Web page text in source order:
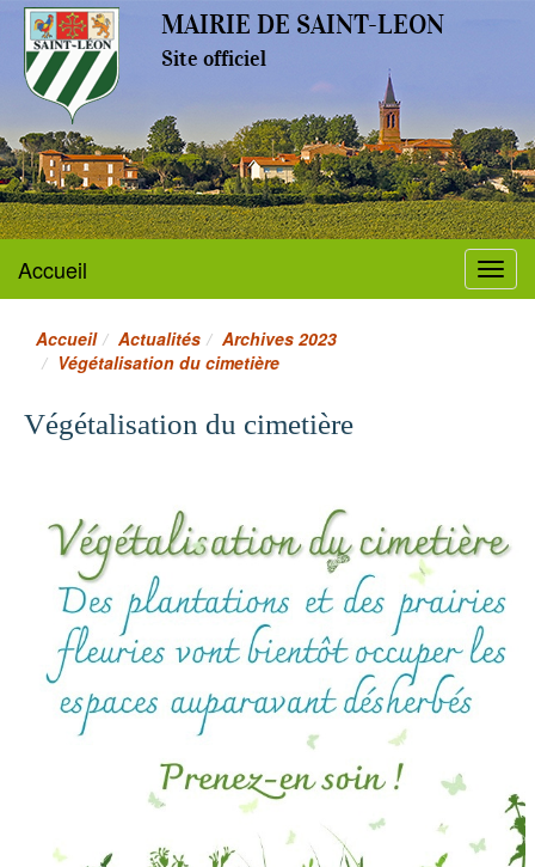
MAIRIE DE SAINT-LEON
Site officiel
Menu
Accueil
Accueil Actualités
Archives 2023
Végétalisation du cimetière
Végétalisation du cimetière